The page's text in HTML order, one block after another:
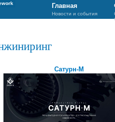
Главная
Новости и события
Сатурн-М